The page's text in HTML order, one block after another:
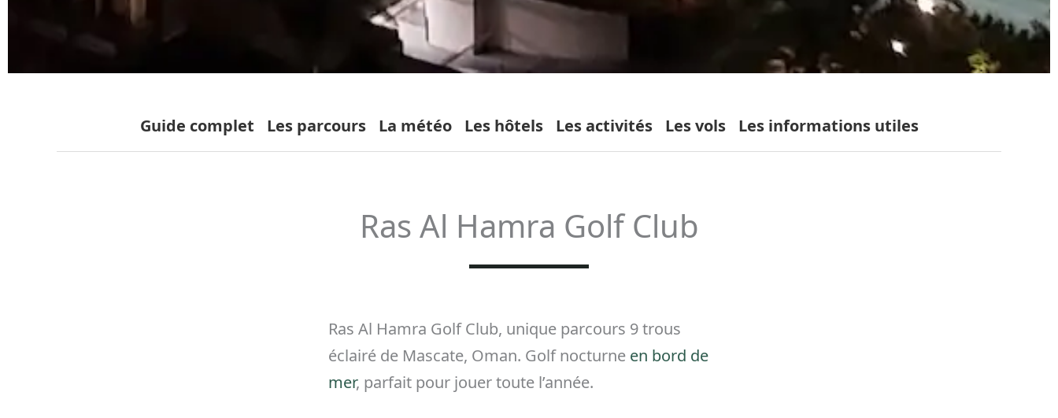
Guide complet Les parcours La météo Les hôtels Les activités Les vols Les informations utiles
Ras Al Hamra Golf Club
Ras Al Hamra Golf Club, unique parcours 9 trous
éclairé de Mascate, Oman. Golf nocturne en bord de
mer, parfait pour jouer toute l’année.